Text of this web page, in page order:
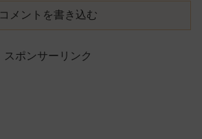
コメントを書き込む
スポンサーリンク